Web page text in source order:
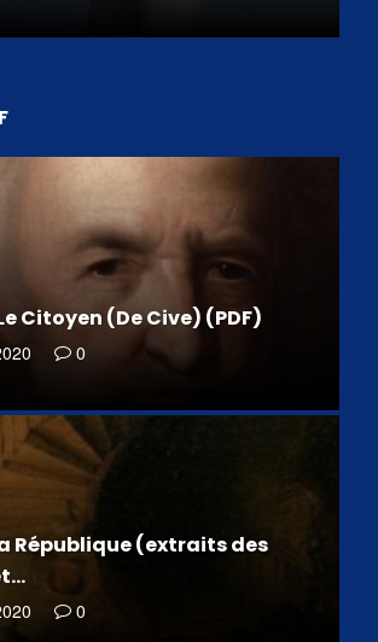
Citoyen (De Cive) (PDF)
0
République (extraits des
0